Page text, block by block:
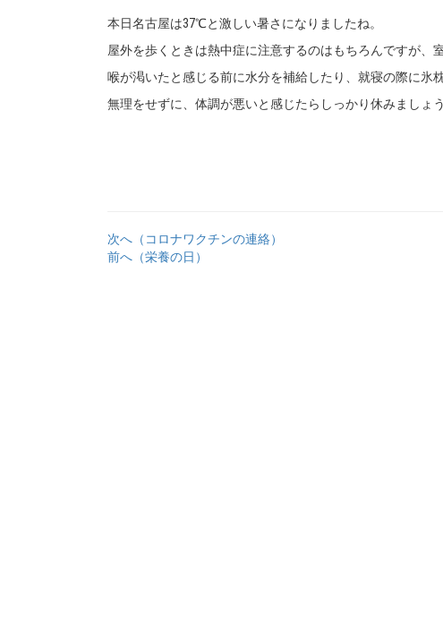
本日名古屋は37℃と激しい暑さになりましたね。
屋外を歩くときは熱中症に注意するのはもちろんですが、
喉が渇いたと感じる前に水分を補給したり、就寝の際に氷
無理をせずに、体調が悪いと感じたらしっかり休みましょう
次へ（コロナワクチンの連絡）
前へ（栄養の日）